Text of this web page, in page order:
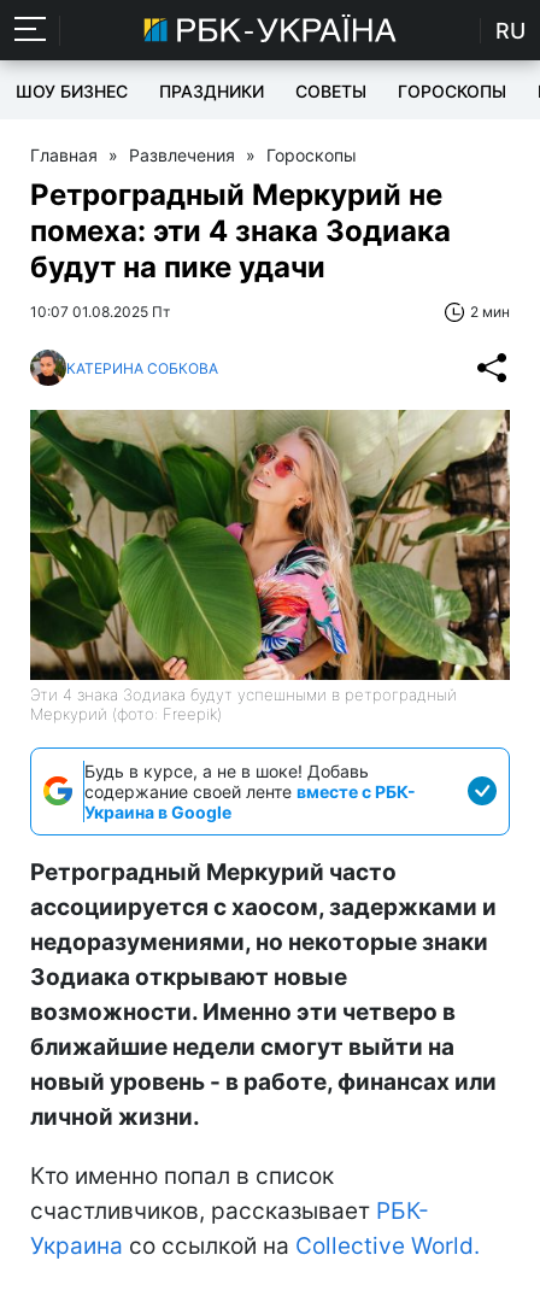
RU
ШОУ БИЗНЕС ПРАЗДНИКИ СОВЕТЫ ГОРОСКОПЫ
Главная » Развлечения » Гороскопы
Ретроградный Меркурий не
помеха: эти 4 знака Зодиака
будут на пике удачи
10:07 01.08.2025 Пт 2 мин
КАТЕРИНА СОБКОВА
Эти 4 знака Зодиака будут успешными в ретроградный
Меркурий (фото: Freepik)
Будь в курсе, а не в шоке! Добавь
содержание своей ленте вместе с РБК-
Украина в Google
Ретроградный Меркурий часто
ассоциируется с хаосом, задержками и
недоразумениями, но некоторые знаки
Зодиака открывают новые
возможности. Именно эти четверо в
ближайшие недели смогут выйти на
новый уровень - в работе, финансах или
личной жизни.
Кто именно попал в список
счастливчиков, рассказывает РБК-
Украина со ссылкой на Collective World.